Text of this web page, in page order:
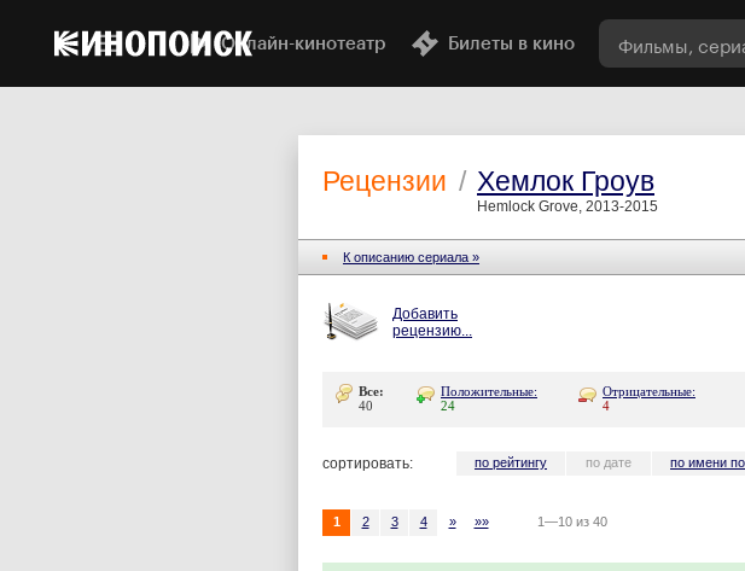
Онлайн-кинотеатр Билеты в кино
Рецензии / Хемлок Гроув
Hemlock Grove, 2013-2015
К описанию сериала »
Добавить
рецензию...
Все:
40
Положительные:
24
Отрицательные:
4
сортировать: по рейтингу по дате по имени
1 2 3 4 » »» 1—10 из 40